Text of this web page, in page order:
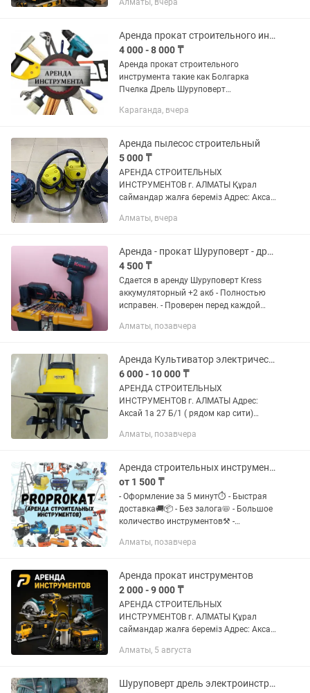
Быстро, удобно, недорого! В чистом и
инструмент для вашего ремонта!
Доставка по городу...
Алматы, вчера
Аренда прокат строительного инструмента
4 000 - 8 000 ₸
Аренда прокат строительного
инструмента такие как Болгарка
Пчелка Дрель Шуруповерт
Стремянка Бетономешалка И многое
зависимости от...
Караганда, вчера
Аренда пылесос строительный
5 000 ₸
АРЕНДА СТРОИТЕЛЬНЫХ
ИНСТРУМЕНТОВ г. АЛМАТЫ Құрал
саймандар жалға береміз Адрес: Аксай
удобно, недорого! В чистом и рабочем
Алматы, вчера
Аренда - прокат Шуруповерт - дрель аккумуляторный Kress
4 500 ₸
Сдается в аренду Шуруповерт Kress
аккумуляторный +2 акб - Полностью
исправен. - Проверен перед каждой
комплект входит: - Инструмент - Сумка
Алматы, позавчера
Аренда Культиватор электрический бензиновый
6 000 - 10 000 ₸
АРЕНДА СТРОИТЕЛЬНЫХ
ИНСТРУМЕНТОВ г. АЛМАТЫ Адрес:
Аксай 1а 27 Б/1 ( рядом кар сити)
рабочем состоянии Надёжный
Доставка по городу...
Алматы, позавчера
Аренда строительных инструментов. Прокат строительного оборудования
от 1 500 ₸
- Оформление за 5 минут⏱️ - Быстрая
доставка🚚📦 - Без залога📛 - Большое
количество инструментов⚒️ -
Система скидок 🏷️ График работы 9:00-
Алматы, позавчера
Аренда прокат инструментов
2 000 - 9 000 ₸
АРЕНДА СТРОИТЕЛЬНЫХ
ИНСТРУМЕНТОВ г. АЛМАТЫ Құрал
саймандар жалға береміз Адрес: Аксай
удобно, недорого! В чистом и рабочем
Алматы, 5 августа
Шуруповерт дрель электроинструменты